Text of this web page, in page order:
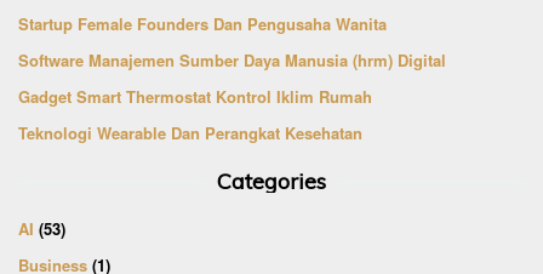
Startup Female Founders Dan Pengusaha Wanita
Software Manajemen Sumber Daya Manusia (hrm) Digital
Gadget Smart Thermostat Kontrol Iklim Rumah
Teknologi Wearable Dan Perangkat Kesehatan
Categories
AI (53)
Business (1)